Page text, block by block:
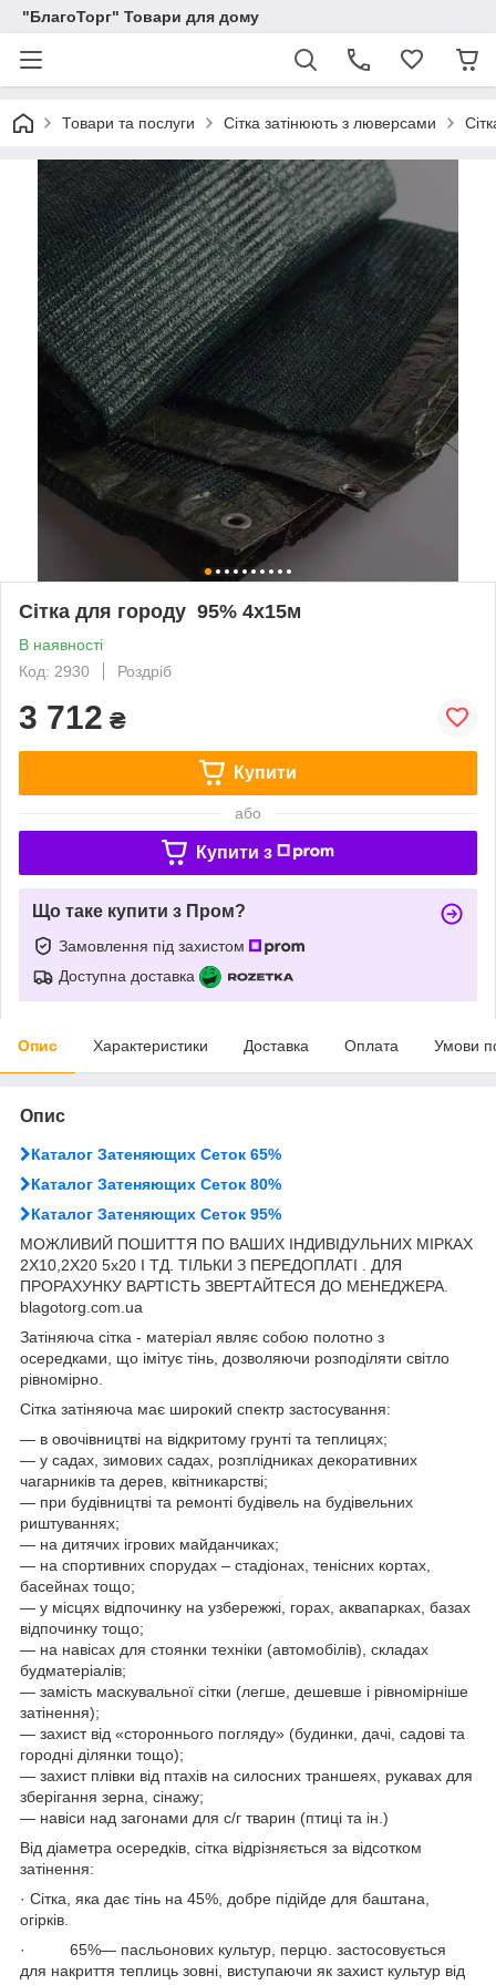
"БлагоТорг" Товари для дому
Товари та послуги Сітка затінюють з люверсами
Сітка для городу 95% 4х15м
В наявності
Код: 2930
Роздріб
3 712 ₴
Купити
або
Купити з
Що таке купити з Пром?
Замовлення під захистом
Доступна доставка
Опис Характеристики Доставка Оплата Умови
Опис
Каталог Затеняющих Сеток 65%
Каталог Затеняющих Сеток 80%
Каталог Затеняющих Сеток 95%
МОЖЛИВИЙ ПОШИТТЯ ПО ВАШИХ ІНДИВІДУЛЬНИХ МІРКАХ
2Х10,2Х20 5х20 І ТД. ТІЛЬКИ З ПЕРЕДОПЛАТІ . ДЛЯ
ПРОРАХУНКУ ВАРТІСТЬ ЗВЕРТАЙТЕСЯ ДО МЕНЕДЖЕРА.
blagotorg.com.ua
Затіняюча сітка - матеріал являє собою полотно з
осередками, що імітує тінь, дозволяючи розподіляти світло
рівномірно.
Сітка затіняюча має широкий спектр застосування:
― в овочівництві на відкритому грунті та теплицях;
― у садах, зимових садах, розплідниках декоративних
чагарників та дерев, квітникарстві;
― при будівництві та ремонті будівель на будівельних
риштуваннях;
― на дитячих ігрових майданчиках;
― на спортивних спорудах – стадіонах, тенісних кортах,
басейнах тощо;
― у місцях відпочинку на узбережжі, горах, аквапарках, базах
відпочинку тощо;
― на навісах для стоянки техніки (автомобілів), складах
будматеріалів;
― замість маскувальної сітки (легше, дешевше і рівномірніше
затінення);
― захист від «стороннього погляду» (будинки, дачі, садові та
городні ділянки тощо);
― захист плівки від птахів на силосних траншеях, рукавах для
зберігання зерна, сінажу;
― навіси над загонами для с/г тварин (птиці та ін.)
Від діаметра осередків, сітка відрізняється за відсотком
затінення:
· Сітка, яка дає тінь на 45%, добре підійде для баштана,
огірків.
· 65%— пасльонових культур, перцю. застосовується
для накриття теплиць зовні, виступаючи як захист культур від